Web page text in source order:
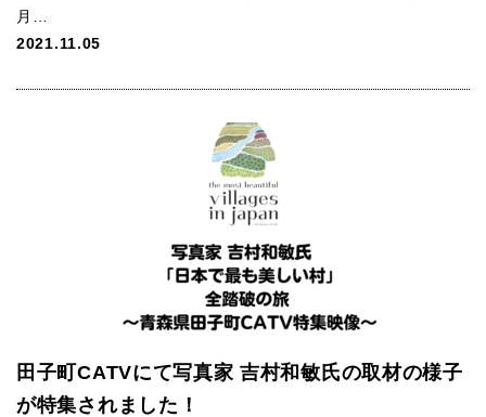
月…
2021.11.05
田子町CATVにて写真家 吉村和敏氏の取材の様子
が特集されました！